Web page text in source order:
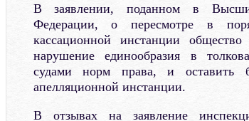
В заявлении, поданном в
Федерации, о пересмотре в
кассационной инстанции
нарушение единообразия в
судами норм права, и оставить
апелляционной инстанции.
В отзывах на заявление